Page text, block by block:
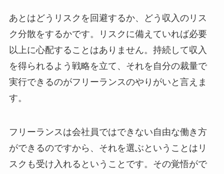
あとはどうリスクを回避するか、どう収入のリス
ク分散をするかです。リスクに備えていれば必要
以上に心配することはありません。持続して収入
を得られるよう戦略を立て、それを自分の裁量で
実行できるのがフリーランスのやりがいと言えま
す。
フリーランスは会社員ではできない自由な働き方
ができるのですから、それを選ぶということはリ
スクも受け入れるということです。その覚悟がで